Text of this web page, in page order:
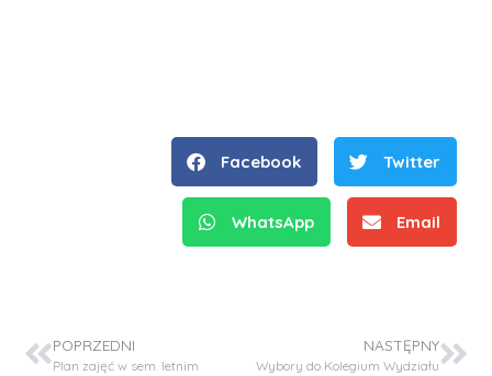
Facebook Twitter
WhatsApp Email
POPRZEDNI
Plan zajęć w sem. letnim
NASTĘPNY
Wybory do Kolegium Wydziału